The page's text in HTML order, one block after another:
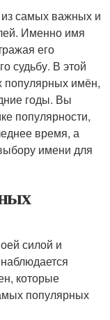
самых важных и
Именно имя
его
судьбу. В этой
популярных имён,
годы. Вы
популярности,
время, а
имени для
силой и
которые
популярных